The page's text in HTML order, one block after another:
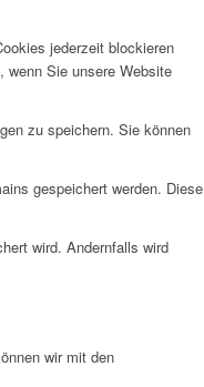
jederzeit blockieren
wenn Sie unsere Website
zu speichern. Sie können
gespeichert werden. Diese
wird. Andernfalls wird
wir mit den